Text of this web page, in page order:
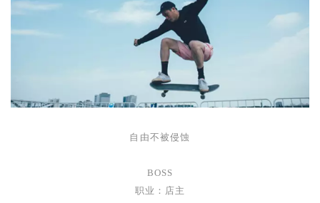
自由不被侵蚀
BOSS
职业：店主